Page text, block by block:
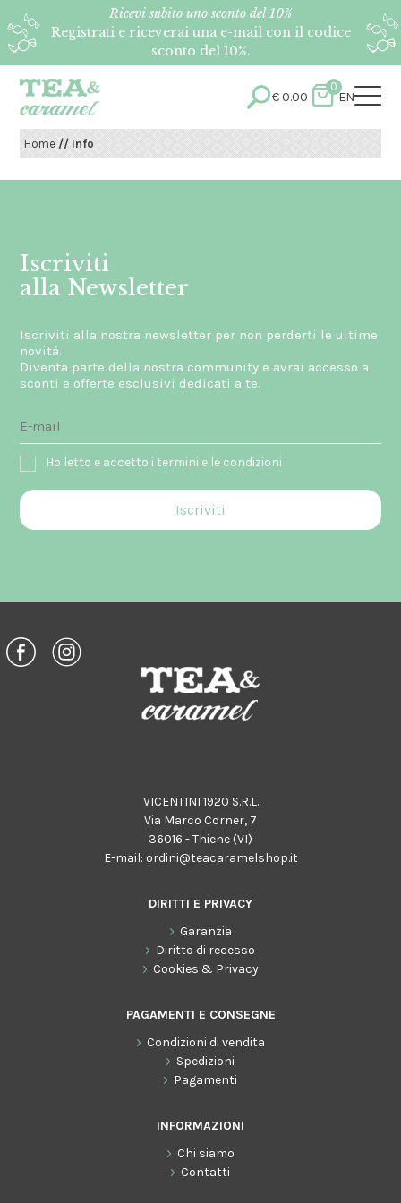
Ricevi subito uno sconto del 10%
Registrati e riceverai una e-mail con il codice
sconto del 10%.
€0.00
0
EN
Home// Info
Iscriviti
alla Newsletter
Iscriviti alla nostra newsletter per non perderti le ultime
novità.
Diventa parte della nostra community e avrai accesso a
sconti e offerte esclusivi dedicati a te.
Ho letto e accetto i termini e le condizioni
VICENTINI 1920 S.R.L.
Via Marco Corner, 7
36016 - Thiene (VI)
E-mail: ordini@teacaramelshop.it
DIRITTI E PRIVACY
Garanzia
Diritto di recesso
Cookies & Privacy
PAGAMENTI E CONSEGNE
Condizioni di vendita
Spedizioni
Pagamenti
INFORMAZIONI
Chi siamo
Contatti